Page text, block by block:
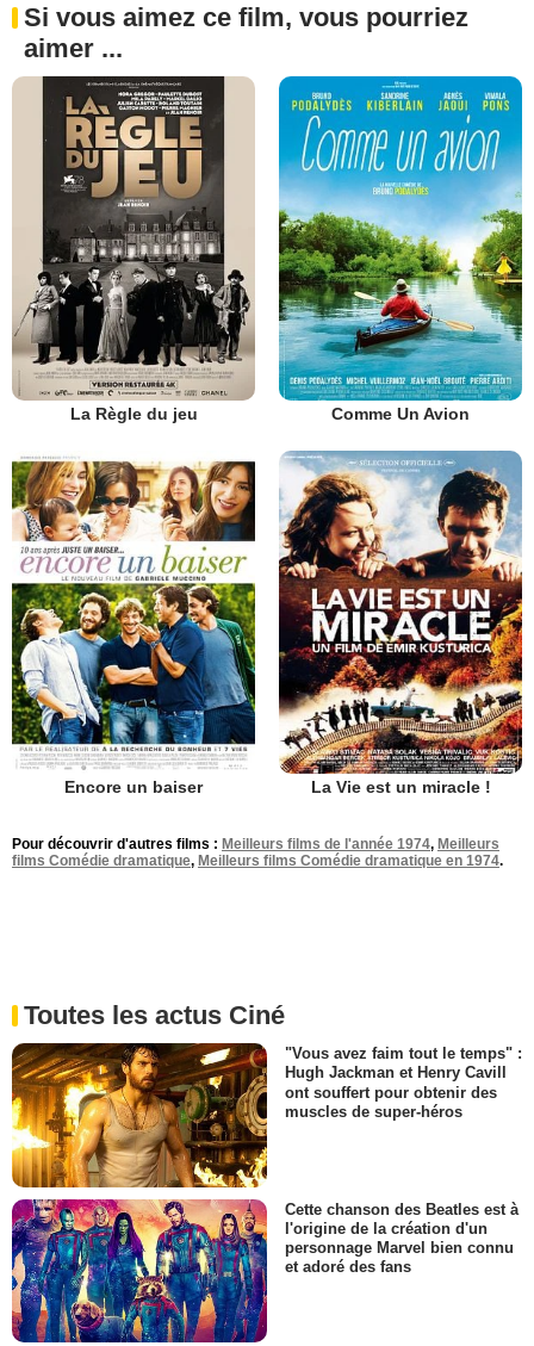
Si vous aimez ce film, vous pourriez
aimer ...
La Règle du jeu Comme Un Avion
Encore un baiser La Vie est un miracle !
Pour découvrir d'autres films : Meilleurs films de l'année 1974, Meilleurs
films Comédie dramatique, Meilleurs films Comédie dramatique en 1974.
Toutes les actus Ciné
"Vous avez faim tout le temps" :
Hugh Jackman et Henry Cavill
ont souffert pour obtenir des
muscles de super-héros
Cette chanson des Beatles est à
l'origine de la création d'un
personnage Marvel bien connu
et adoré des fans